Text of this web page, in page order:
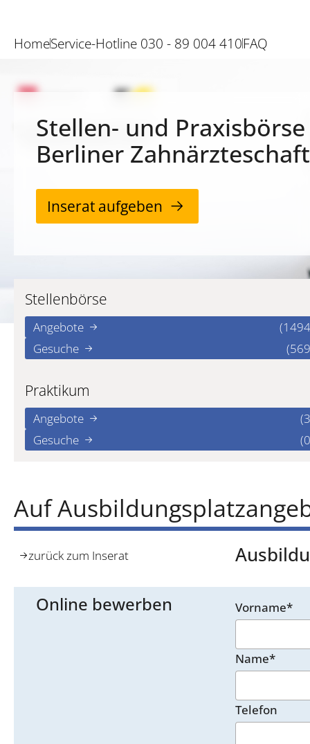
HomeService-Hotline 030 - 89 004 410FAQ
Stellen- und
Berliner Zahnärzteschaft
Inserat aufgeben
Stellenbörse
Angebote
Gesuche
Praktikum
Angebote
Gesuche
Auf
zurück zum Inserat
Online bewerben Vorname*
Name*
Telefon